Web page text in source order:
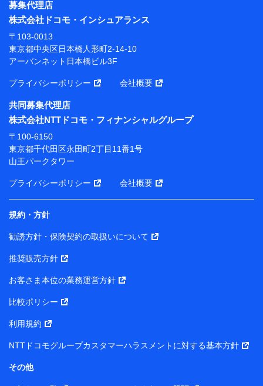
東京都中央区日本橋人形町2-14-10 アーバンネット日
本橋ビル 3F
長 吉村 忠義
※ 当社および株式会社NTTドコモは、お客さまの情報
ソナルデータ憲章」に定める行動原則を順守します 。
※ パーソナルデータダッシュボードの「第三者提供の
管理」の設定状態にかかわらず、共同利用する場合があ
ります。
※ dポイントクラブ会員ではないお客さま（2019年12
月11日以降、一度もdポイントクラブ会員であったこと
がないお客さまに限る）に関する、2019年12月10日以
前に取得した個人データは、こちら の利用目的の範囲内
当社は株式会社NTTドコモ・フィナンシャルグループ
との間で、以下のとおり個人データを共同利用しま
す。
【共同して利用される利用データの項目】
当社または株式会社NTTドコモ・フィナンシャルグルー
の個人データ
基本情報
性、連絡先、dポイントサービスのご利用に関する情報。例
所、dポイント残高、dポイント利用履歴などが含まれます。
募集代理店
株式会社ドコモ・インシュアランス
〒103-0013
東京都中央区日本橋人形町2-14-10
アーバンネット日本橋ビル3F
プライバシーポリシー 会社概要
共同募集代理店
株式会社NTTドコモ・フィナンシャルグループ
〒100-6150
東京都千代田区永田町2丁目11番1号
山王パークタワー
プライバシーポリシー 会社概要
規約・方針
勧誘方針・保険契約の取扱いについて
推奨販売方針
お客さま本位の業務運営方針
比較ポリシー
利用規約
NTTドコモグループカスタマーハラスメントに対する基本方針
その他